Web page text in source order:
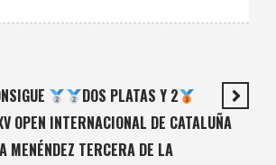
DOS PLATAS Y 2
OPEN INTERNACIONAL DE CATALUÑA
MENÉNDEZ TERCERA DE LA